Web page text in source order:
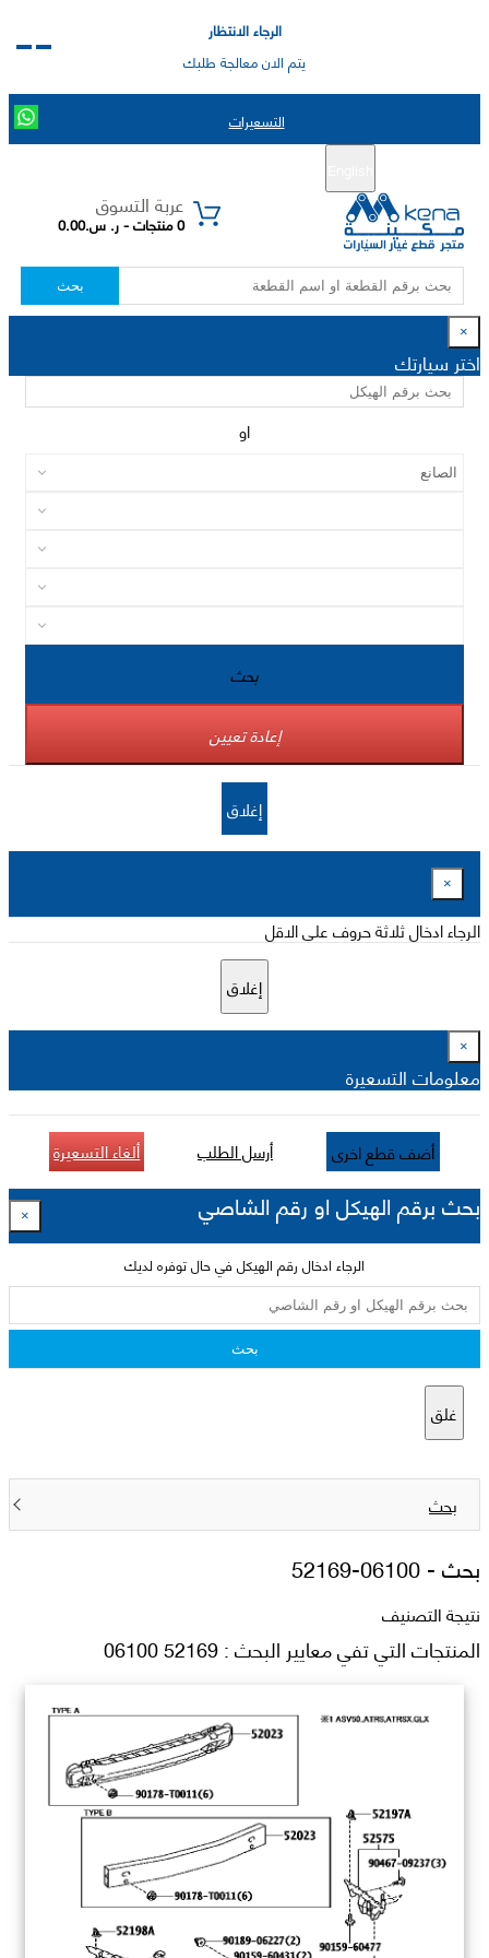
الرجاء الانتظار
يتم الان معالجة طلبك
التسعيرات
عربة التسوق
0 منتجات - ر. س.0.00
بحث
×
اختر سيارتك
او
بحث
إعادة تعيين
إغلاق
×
الرجاء ادخال ثلاثة حروف على الاقل
إغلاق
×
معلومات التسعيرة
أضف قطع اخرى أرسل الطلب ألغاء التسعيرة
بحث برقم الهيكل او رقم الشاصي ×
الرجاء ادخال رقم الهيكل في حال توفره لديك
بحث
غلق
بحث
بحث -52169-06100
نتيجة التصنيف
المنتجات التي تفي معايير البحث : 52169 06100